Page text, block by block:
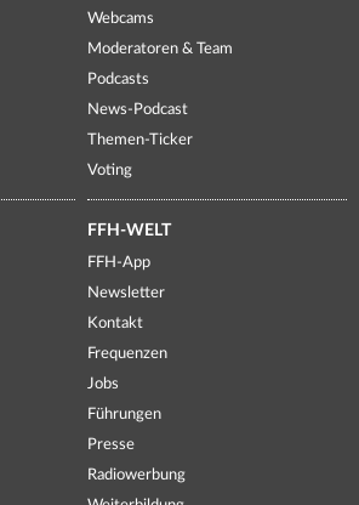
Webcams
Moderatoren & Team
Podcasts
News-Podcast
Themen-Ticker
Voting
FFH-WELT
FFH-App
Newsletter
Kontakt
Frequenzen
Jobs
Führungen
Presse
Radiowerbung